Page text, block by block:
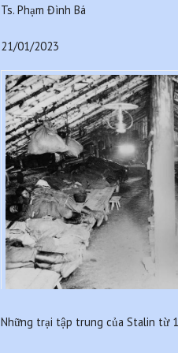
Ts. Phạm Đình Bá
21/01/2023
Những trại tập trung của Stalin từ